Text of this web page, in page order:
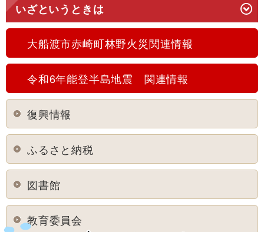
いざというときは
大船渡市赤崎町林野火災関連情報
令和6年能登半島地震 関連情報
復興情報
ふるさと納税
図書館
教育委員会